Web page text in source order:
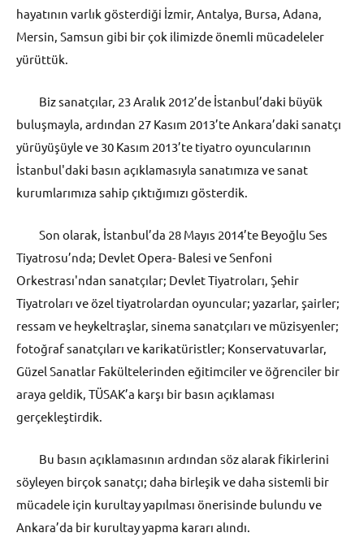
hayatının varlık gösterdiği İzmir, Antalya, Bursa, Adana,
Mersin, Samsun gibi bir çok ilimizde önemli mücadeleler
yürüttük.
Biz sanatçılar, 23 Aralık 2012’de İstanbul’daki büyük
buluşmayla, ardından 27 Kasım 2013’te Ankara’daki sanatçı
yürüyüşüyle ve 30 Kasım 2013’te tiyatro oyuncularının
İstanbul'daki basın açıklamasıyla sanatımıza ve sanat
kurumlarımıza sahip çıktığımızı gösterdik.
Son olarak, İstanbul’da 28 Mayıs 2014’te Beyoğlu Ses
Tiyatrosu’nda; Devlet Opera- Balesi ve Senfoni
Orkestrası'ndan sanatçılar; Devlet Tiyatroları, Şehir
Tiyatroları ve özel tiyatrolardan oyuncular; yazarlar, şairler;
ressam ve heykeltraşlar, sinema sanatçıları ve müzisyenler;
fotoğraf sanatçıları ve karikatüristler; Konservatuvarlar,
Güzel Sanatlar Fakültelerinden eğitimciler ve öğrenciler bir
araya geldik, TÜSAK’a karşı bir basın açıklaması
gerçekleştirdik.
Bu basın açıklamasının ardından söz alarak fikirlerini
söyleyen birçok sanatçı; daha birleşik ve daha sistemli bir
mücadele için kurultay yapılması önerisinde bulundu ve
Ankara’da bir kurultay yapma kararı alındı.